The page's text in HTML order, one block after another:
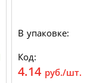
В упаковке:
Код:
4.14 руб./шт.